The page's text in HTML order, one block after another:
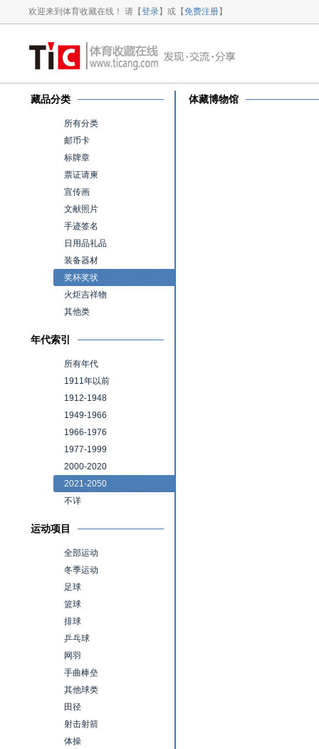
欢迎来到体育收藏在线！ 请【登录】或【免费注册】
藏品分类
所有分类
邮币卡
标牌章
票证请柬
宣传画
文献照片
手迹签名
日用品礼品
装备器材
奖杯奖状
火炬吉祥物
其他类
年代索引
所有年代
1911年以前
1912-1948
1949-1966
1966-1976
1977-1999
2000-2020
2021-2050
不详
运动项目
全部运动
冬季运动
足球
篮球
排球
乒乓球
网羽
手曲棒垒
其他球类
田径
射击射箭
体操
体藏博物馆